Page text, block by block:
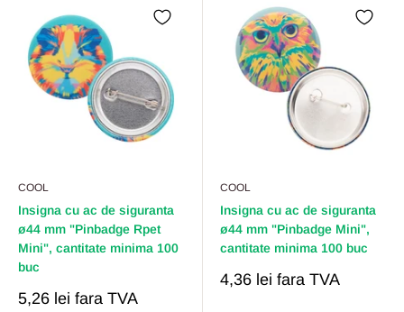
COOL
Insigna cu ac de siguranta
ø44 mm "Pinbadge Rpet
Mini", cantitate minima 100
buc
Pret
5,26 lei fara TVA
COOL
Insigna cu ac de siguranta
ø44 mm "Pinbadge Mini",
cantitate minima 100 buc
Pret
4,36 lei fara TVA